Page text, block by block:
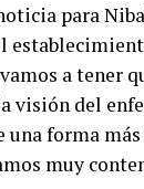
para
a tener
visión del
una forma
muy